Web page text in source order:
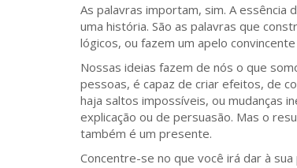
As palavras importam, sim. A essência
uma história. São as palavras que
lógicos, ou fazem um apelo convincente
Nossas ideias fazem de nós o que
pessoas, é capaz de criar efeitos, de
haja saltos impossíveis, ou mudanças
explicação ou de persuasão. Mas o
também é um presente.
Concentre-se no que você irá dar à